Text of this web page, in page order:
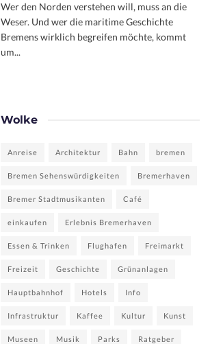
Wer den Norden verstehen will, muss an die
Weser. Und wer die maritime Geschichte
Bremens wirklich begreifen möchte, kommt
um...
Wolke
Anreise Architektur Bahn bremen
Bremen Sehenswürdigkeiten Bremerhaven
Bremer Stadtmusikanten Café
einkaufen Erlebnis Bremerhaven
Essen & Trinken Flughafen Freimarkt
Freizeit Geschichte Grünanlagen
Hauptbahnhof Hotels Info
Infrastruktur Kaffee Kultur Kunst
Museen Musik Parks Ratgeber